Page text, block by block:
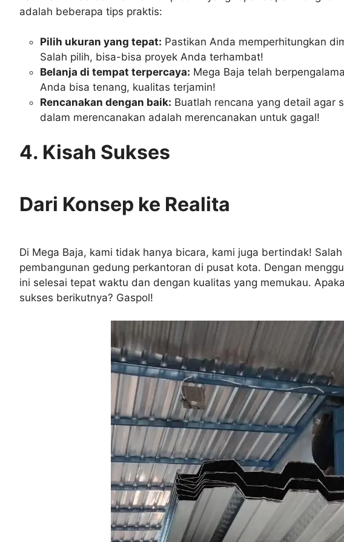
adalah beberapa tips praktis:
Pilih ukuran yang tepat: Pastikan Anda memperhitungkan
Salah pilih, bisa-bisa proyek Anda terhambat!
Belanja di tempat terpercaya: Mega Baja telah
Anda bisa tenang, kualitas terjamin!
Rencanakan dengan baik: Buatlah rencana yang detail agar
dalam merencanakan adalah merencanakan untuk gagal!
4. Kisah Sukses
Dari Konsep ke Realita
Di Mega Baja, kami tidak hanya bicara, kami juga bertindak!
pembangunan gedung perkantoran di pusat kota. Dengan
ini selesai tepat waktu dan dengan kualitas yang memukau.
sukses berikutnya? Gaspol!